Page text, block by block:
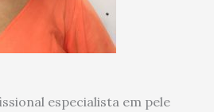
especialista em pele